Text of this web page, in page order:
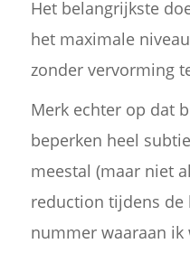
Het belangrijkste
het maximale
zonder vervorming
Merk echter op dat
beperken heel
meestal (maar niet
reduction tijdens de
nummer waaraan ik